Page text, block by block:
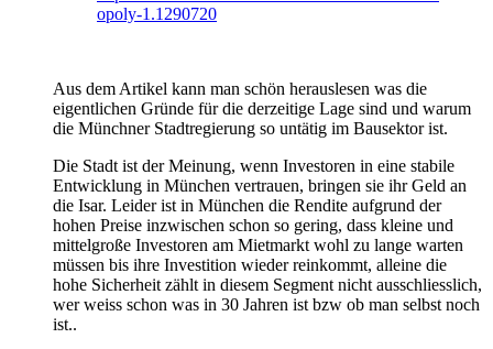
opoly-1.1290720
Aus dem Artikel kann man schön herauslesen was die
eigentlichen Gründe für die derzeitige Lage sind und warum
die Münchner Stadtregierung so untätig im Bausektor ist.
Die Stadt ist der Meinung, wenn Investoren in eine stabile
Entwicklung in München vertrauen, bringen sie ihr Geld an
die Isar. Leider ist in München die Rendite aufgrund der
hohen Preise inzwischen schon so gering, dass kleine und
mittelgroße Investoren am Mietmarkt wohl zu lange warten
müssen bis ihre Investition wieder reinkommt, alleine die
hohe Sicherheit zählt in diesem Segment nicht ausschliesslich,
wer weiss schon was in 30 Jahren ist bzw ob man selbst noch
ist..